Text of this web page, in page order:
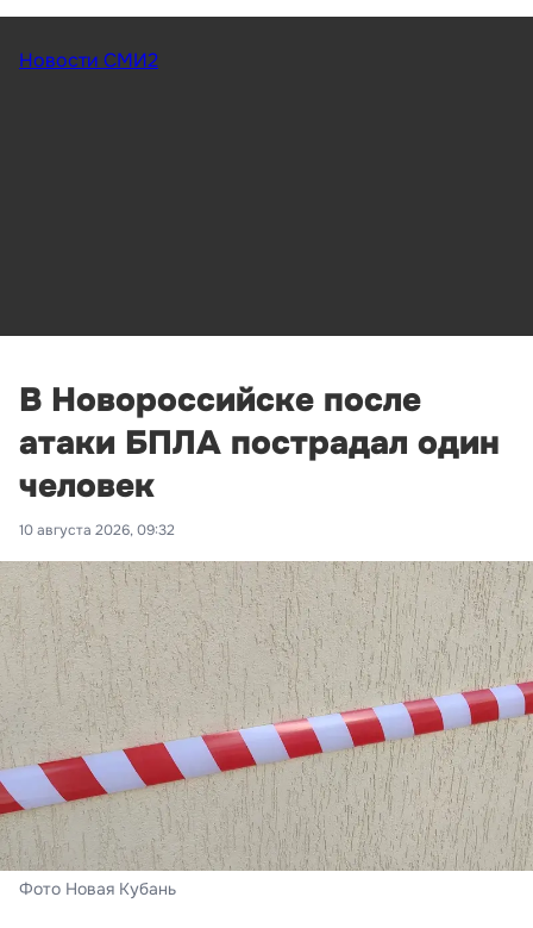
Новости СМИ2
В Новороссийске после
атаки БПЛА пострадал один
человек
10 августа 2026, 09:32
Фото Новая Кубань